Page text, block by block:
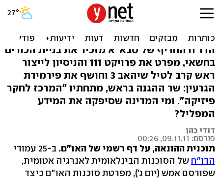
ההונאה האיראנית: ניסויים
חשאיים, "מכון חינוכי"
הדו"ח החריף של סבא"א מזכיר את בניית הכורים
בחשאי, מפרט את פרויקט 111 והניסיון לייצור
ראש קרב לטיל שיהאב 3 וחושף את פירמידת
הגרעין: שר ההגנה בראש, מתחתיו "המרכז לחקר
פיזיקה". ומי המדינה שסיפקה את המידע
המפליל?
דודי כהן
פורסם: 09.11.11, 00:26
תוכנית ההונאה, על דף רשמי של האו"ם. ב-25 עמודי
הדו"ח של הסוכנות הבינלאומית לאנרגיה אטומית,
שפורסם אמש (יום ג'), מפרטת סוכנות האו"ם כיצד